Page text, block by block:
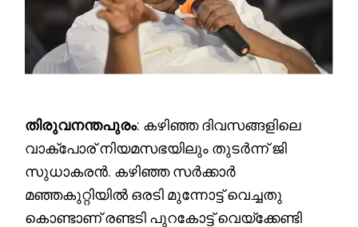
തിരുവനന്തപുരം: കഴിഞ്ഞ ദിവസങ്ങളിലെ
വാക്പോര് നിയമസഭയിലും തുടർന്ന് ജി
സുധാകരൻ. കഴിഞ്ഞ സർക്കാർ
മഞ്ഞകുറ്റിയിൽ ഒരടി മുന്നോട്ട് വെച്ചതു
കൊണ്ടാണ് രണ്ടടി പുറകോട്ട് വെയ്ക്കേണ്ടി